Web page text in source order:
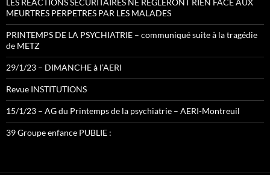
LES REACTIONS SECURITAIRES NE REGLERONT RIEN FACE AUX
MEURTRES PERPETRES PAR LES MALADES
PRINTEMPS DE LA PSYCHIATRIE – communiqué suite à la tragédie
de METZ
29/1/23 – DIMANCHE à l’AERI
Revue INSTITUTIONS
15/1/23 – AG du Printemps de la psychiatrie – AERI-Montreuil
39 Groupe enfance PUBLIE :